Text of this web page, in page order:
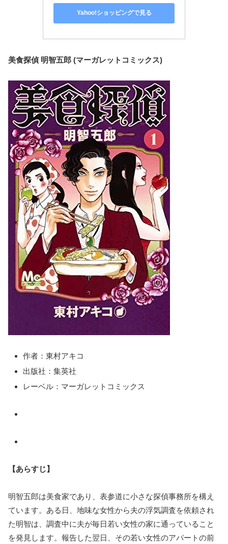
Yahoo!ショッピングで見る
美食探偵 明智五郎 (マーガレットコミックス)
作者：東村アキコ
出版社：集英社
レーベル：マーガレットコミックス
【あらすじ】
明智五郎は美食家であり、表参道に小さな探偵事務所を構え
ています。ある日、地味な女性から夫の浮気調査を依頼され
た明智は、調査中に夫が毎日若い女性の家に通っていること
を発見します。報告した翌日、その若い女性のアパートの前